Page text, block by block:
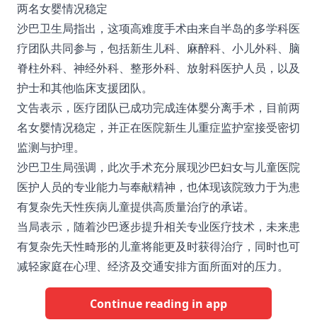
两名女婴情况稳定
沙巴卫生局指出，这项高难度手术由来自半岛的多学科医
疗团队共同参与，包括新生儿科、麻醉科、小儿外科、脑
脊柱外科、神经外科、整形外科、放射科医护人员，以及
护士和其他临床支援团队。
文告表示，医疗团队已成功完成连体婴分离手术，目前两
名女婴情况稳定，并正在医院新生儿重症监护室接受密切
监测与护理。
沙巴卫生局强调，此次手术充分展现沙巴妇女与儿童医院
医护人员的专业能力与奉献精神，也体现该院致力于为患
有复杂先天性疾病儿童提供高质量治疗的承诺。
当局表示，随着沙巴逐步提升相关专业医疗技术，未来患
有复杂先天性畸形的儿童将能更及时获得治疗，同时也可
减轻家庭在心理、经济及交通安排方面所面对的压力。
Continue reading in app